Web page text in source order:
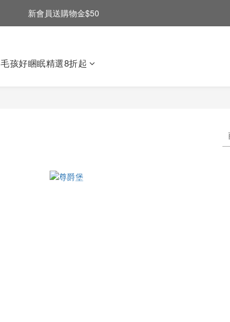
新會員送購物金$50
毛孩好睏眠精選8折起